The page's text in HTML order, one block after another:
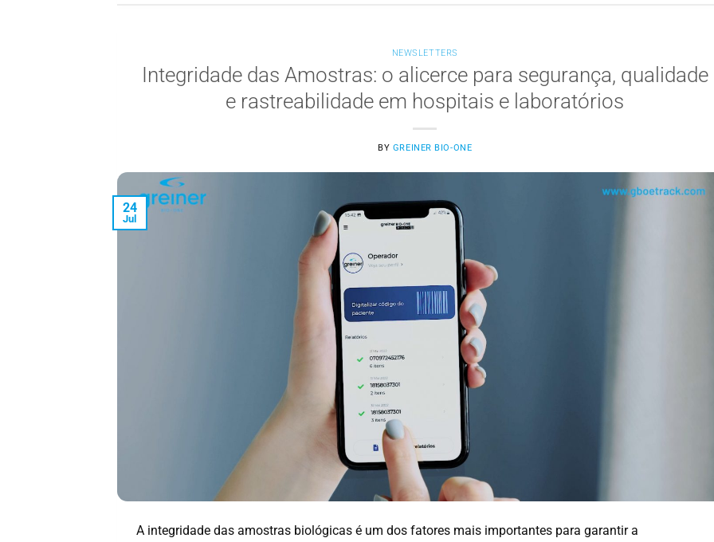
NEWSLETTERS
Integridade das Amostras: o alicerce para segurança, qualidade
e rastreabilidade em hospitais e laboratórios
BY GREINER BIO-ONE
24
Jul
A integridade das amostras biológicas é um dos fatores mais importantes para garantir a